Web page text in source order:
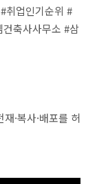
취업인기순위 #
축사사무소 #삼
·복사·배포를 허